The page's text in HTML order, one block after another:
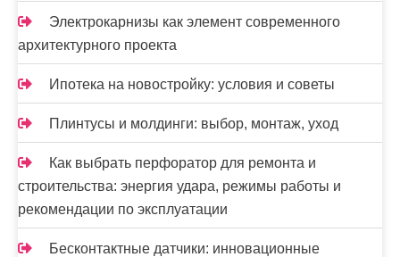
Электрокарнизы как элемент современного
архитектурного проекта
Ипотека на новостройку: условия и советы
Плинтусы и молдинги: выбор, монтаж, уход
Как выбрать перфоратор для ремонта и
строительства: энергия удара, режимы работы и
рекомендации по эксплуатации
Бесконтактные датчики: инновационные